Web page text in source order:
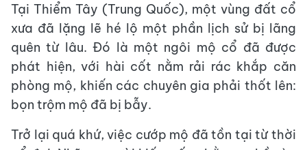
Tại Thiểm Tây (Trung Quốc), một vùng đất cổ
xưa đã lặng lẽ hé lộ một phần lịch sử bị lãng
quên từ lâu. Đó là một ngôi mộ cổ đã được
phát hiện, với hài cốt nằm rải rác khắp căn
phòng mộ, khiến các chuyên gia phải thốt lên:
bọn trộm mộ đã bị bẫy.
Trở lại quá khứ, việc cướp mộ đã tồn tại từ thời